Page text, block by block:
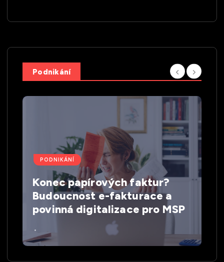
Podnikání
PODNIKÁNÍ
Konec papírových faktur?
Budoucnost e-fakturace a
povinná digitalizace pro MSP